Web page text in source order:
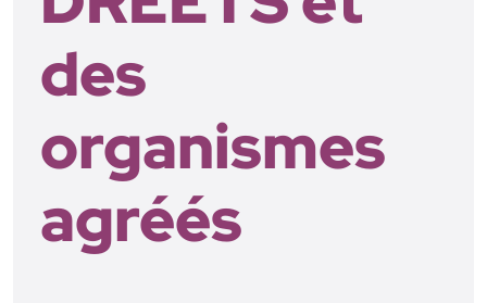
des
organismes
agréés